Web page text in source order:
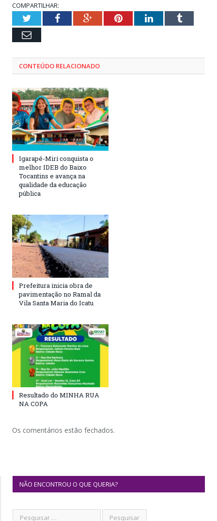
COMPARTILHAR:
TwitterFacebookGoogle+PinterestLinkedInTumblr
Email
CONTEÚDO RELACIONADO
Igarapé-Miri conquista o
melhor IDEB do Baixo
Tocantins e avança na
qualidade da educação
pública
Prefeitura inicia obra de
pavimentação no Ramal da
Vila Santa Maria do Icatu
Resultado do MINHA RUA
NA COPA
Os comentários estão fechados.
NÃO ENCONTROU O QUE QUERIA?